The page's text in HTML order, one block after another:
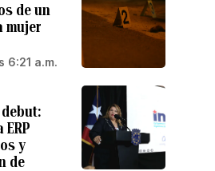
de un
mujer
6:21 a.m.
y
de